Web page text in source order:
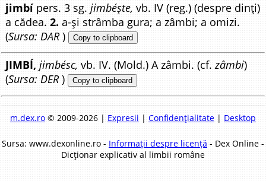
jimbípers. 3 sg.jimbéște, vb. IV (reg.) (despre dinți)
a cădea.2. a-și strâmba gura; a zâmbi; a omizi.
(Sursa: DAR) Copy to clipboard
JIMBÍ, jimbésc, vb. IV. (Mold.) A zâmbi. (cf.zâmbi)
(Sursa: DER) Copy to clipboard
m.dex.ro© 2009-2026 | Expresii | Confidențialitate| Desktop
Sursa: www.dexonline.ro - Informații despre licență - Dex Online -
Dicționar explicativ al limbii române